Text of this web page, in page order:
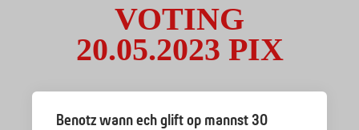
VOTING
20.05.2023 PIX
Benotz wann ech glift op mannst 30